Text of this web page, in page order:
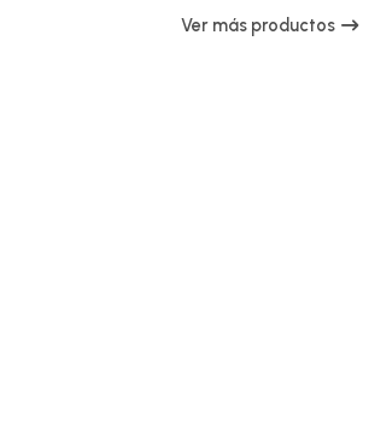
Ver más productos